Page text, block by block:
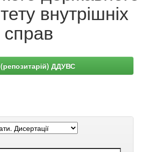
внутрішніх
справ
ДДУВС